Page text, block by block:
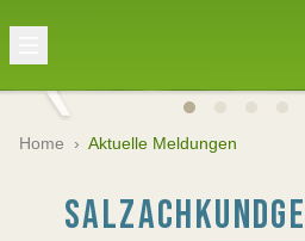
Home › Aktuelle Meldungen